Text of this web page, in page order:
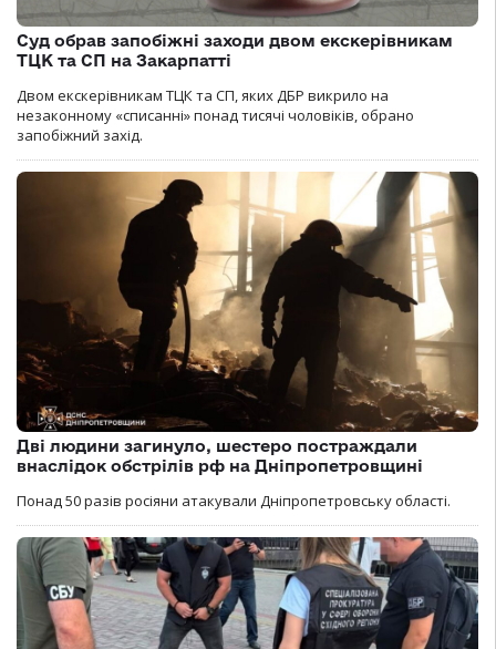
Суд обрав запобіжні заходи двом екскерівникам
ТЦК та СП на Закарпатті
Двом екскерівникам ТЦК та СП, яких ДБР викрило на
незаконному «списанні» понад тисячі чоловіків, обрано
запобіжний захід.
Дві людини загинуло, шестеро постраждали
внаслідок обстрілів рф на Дніпропетровщині
Понад 50 разів росіяни атакували Дніпропетровську області.